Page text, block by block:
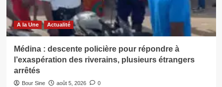
A la Une Actualité
Médina : descente policière pour répondre à
l’exaspération des riverains, plusieurs étrangers
arrêtés
Bour Sine août 5, 2026 0